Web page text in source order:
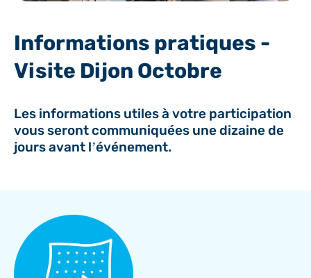
Informations pratiques -
Visite Dijon Octobre
Les informations utiles à votre participation
vous seront communiquées une dizaine de
jours avant l’événement.